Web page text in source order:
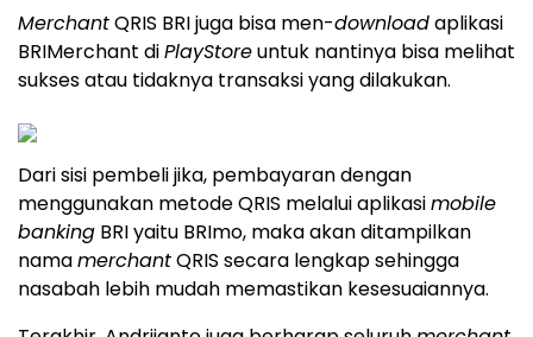
MerchantQRIS BRI juga bisa men-downloadaplikasi
BRIMerchant diPlayStoreuntuk nantinya bisa melihat
sukses atau tidaknya transaksi yang dilakukan.
Dari sisi pembeli jika, pembayaran dengan
menggunakan metode QRIS melalui aplikasimobile
banking BRI yaitu BRImo, maka akan ditampilkan
namamerchantQRIS secara lengkap sehingga
nasabah lebih mudah memastikan kesesuaiannya.